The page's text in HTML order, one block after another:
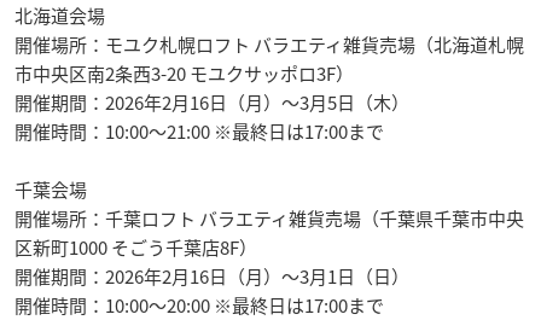
北海道会場
開催場所：モユク札幌ロフト バラエティ雑貨売場（北海道札幌
市中央区南2条西3-20 モユクサッポロ3F）
開催期間：2026年2月16日（月）〜3月5日（木）
開催時間：10:00〜21:00 ※最終日は17:00まで
千葉会場
開催場所：千葉ロフト バラエティ雑貨売場（千葉県千葉市中央
区新町1000 そごう千葉店8F）
開催期間：2026年2月16日（月）〜3月1日（日）
開催時間：10:00〜20:00 ※最終日は17:00まで